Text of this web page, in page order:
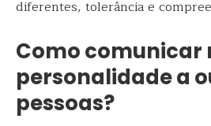
diferentes, tolerância e
Como comunicar
personalidade a
pessoas?